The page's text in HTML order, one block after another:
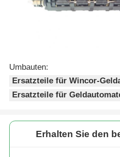
Umbauten:
Ersatzteile für Wincor-
Ersatzteile für
Erhalten Sie den